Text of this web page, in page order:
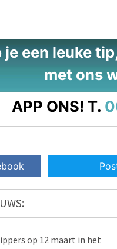
je een leuke
met ons
APP ONS! T.
op 12 maart in het